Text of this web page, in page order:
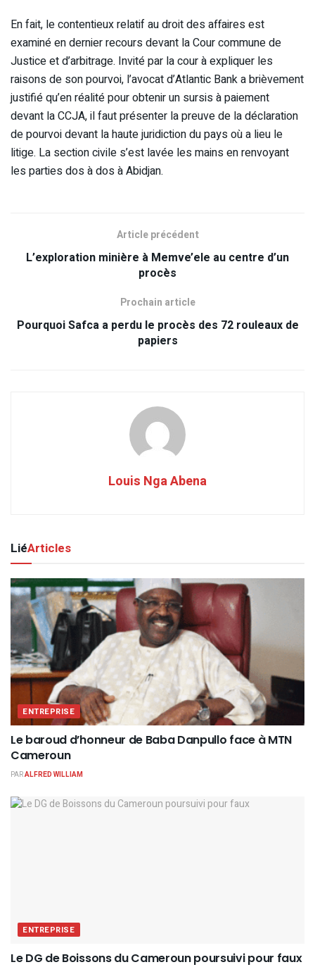
En fait, le contentieux relatif au droit des affaires est
examiné en dernier recours devant la Cour commune de
Justice et d’arbitrage. Invité par la cour à expliquer les
raisons de son pourvoi, l’avocat d’Atlantic Bank a brièvement
justifié qu’en réalité pour obtenir un sursis à paiement
devant la CCJA, il faut présenter la preuve de la déclaration
de pourvoi devant la haute juridiction du pays où a lieu le
litige. La section civile s’est lavée les mains en renvoyant
les parties dos à dos à Abidjan.
Article précédent
L’exploration minière à Memve’ele au centre d’un
procès
Prochain article
Pourquoi Safca a perdu le procès des 72 rouleaux de
papiers
Louis Nga Abena
LiéArticles
ENTREPRISE
Le baroud d’honneur de Baba Danpullo face à MTN
Cameroun
PARALFRED WILLIAM
ENTREPRISE
Le DG de Boissons du Cameroun poursuivi pour faux